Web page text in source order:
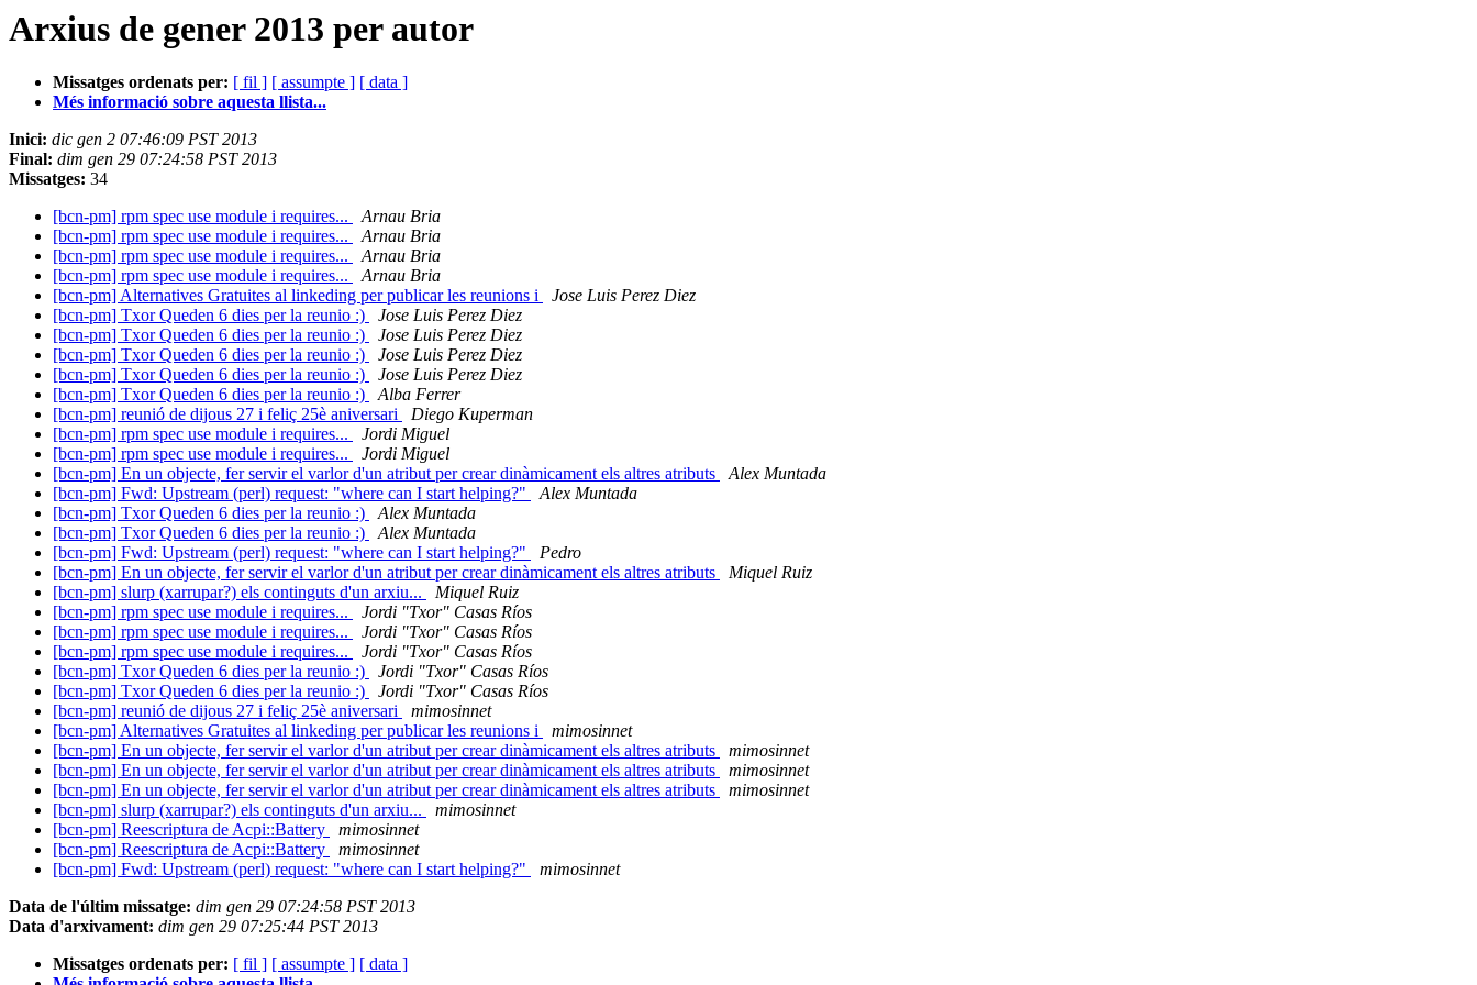
Arxius de gener 2013 per autor
Missatges ordenats per: [ fil ] [ assumpte ] [ data ]
Més informació sobre aquesta llista...
Inici: dic gen 2 07:46:09 PST 2013
Final: dim gen 29 07:24:58 PST 2013
Missatges: 34
[bcn-pm] rpm spec use module i requires...
Arnau Bria
[bcn-pm] rpm spec use module i requires...
Arnau Bria
[bcn-pm] rpm spec use module i requires...
Arnau Bria
[bcn-pm] rpm spec use module i requires...
Arnau Bria
[bcn-pm] Alternatives Gratuites al linkeding per publicar les reunions i
Jose Luis Perez Diez
[bcn-pm] Txor Queden 6 dies per la reunio :)
Jose Luis Perez Diez
[bcn-pm] Txor Queden 6 dies per la reunio :)
Jose Luis Perez Diez
[bcn-pm] Txor Queden 6 dies per la reunio :)
Jose Luis Perez Diez
[bcn-pm] Txor Queden 6 dies per la reunio :)
Jose Luis Perez Diez
[bcn-pm] Txor Queden 6 dies per la reunio :)
Alba Ferrer
[bcn-pm] reunió de dijous 27 i feliç 25è aniversari
Diego Kuperman
[bcn-pm] rpm spec use module i requires...
Jordi Miguel
[bcn-pm] rpm spec use module i requires...
Jordi Miguel
[bcn-pm] En un objecte, fer servir el varlor d'un atribut per crear dinàmicament els altres atributs
Alex Muntada
[bcn-pm] Fwd: Upstream (perl) request: "where can I start helping?"
Alex Muntada
[bcn-pm] Txor Queden 6 dies per la reunio :)
Alex Muntada
[bcn-pm] Txor Queden 6 dies per la reunio :)
Alex Muntada
[bcn-pm] Fwd: Upstream (perl) request: "where can I start helping?"
Pedro
[bcn-pm] En un objecte, fer servir el varlor d'un atribut per crear dinàmicament els altres atributs
Miquel Ruiz
[bcn-pm] slurp (xarrupar?) els continguts d'un arxiu...
Miquel Ruiz
[bcn-pm] rpm spec use module i requires...
Jordi "Txor" Casas Ríos
[bcn-pm] rpm spec use module i requires...
Jordi "Txor" Casas Ríos
[bcn-pm] rpm spec use module i requires...
Jordi "Txor" Casas Ríos
[bcn-pm] Txor Queden 6 dies per la reunio :)
Jordi "Txor" Casas Ríos
[bcn-pm] Txor Queden 6 dies per la reunio :)
Jordi "Txor" Casas Ríos
[bcn-pm] reunió de dijous 27 i feliç 25è aniversari
mimosinnet
[bcn-pm] Alternatives Gratuites al linkeding per publicar les reunions i
mimosinnet
[bcn-pm] En un objecte, fer servir el varlor d'un atribut per crear dinàmicament els altres atributs
mimosinnet
[bcn-pm] En un objecte, fer servir el varlor d'un atribut per crear dinàmicament els altres atributs
mimosinnet
[bcn-pm] En un objecte, fer servir el varlor d'un atribut per crear dinàmicament els altres atributs
mimosinnet
[bcn-pm] slurp (xarrupar?) els continguts d'un arxiu...
mimosinnet
[bcn-pm] Reescriptura de Acpi::Battery
mimosinnet
[bcn-pm] Reescriptura de Acpi::Battery
mimosinnet
[bcn-pm] Fwd: Upstream (perl) request: "where can I start helping?"
mimosinnet
Data de l'últim missatge: dim gen 29 07:24:58 PST 2013
Data d'arxivament: dim gen 29 07:25:44 PST 2013
Missatges ordenats per: [ fil ] [ assumpte ] [ data ]